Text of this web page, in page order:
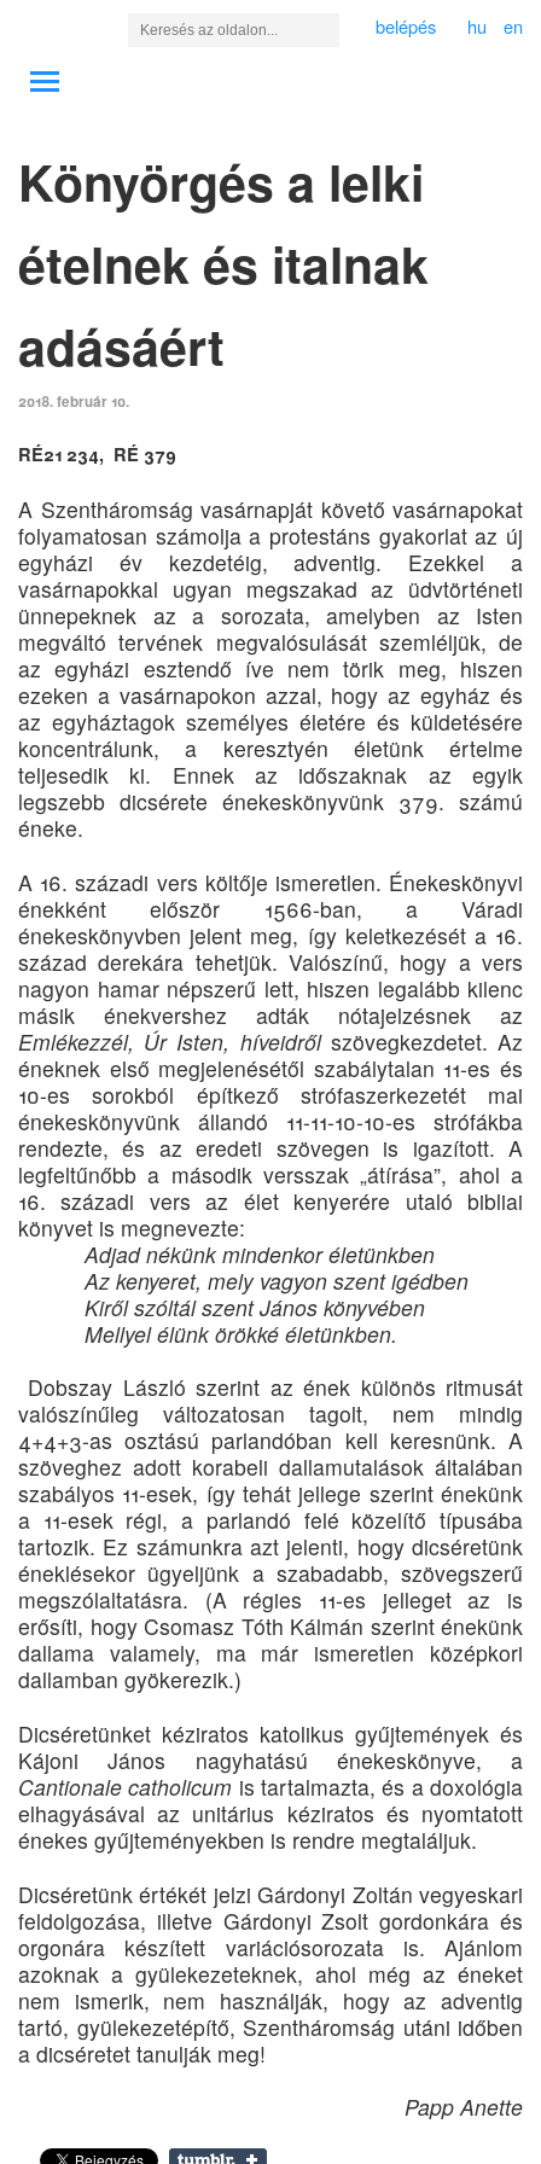
hu en
belépés
Könyörgés a lelki
ételnek és italnak
adásáért
2018. február 10.
RÉ21 234, RÉ 379
A Szentháromság vasárnapját követő vasárnapokat
folyamatosan számolja a protestáns gyakorlat az új
egyházi év kezdetéig, adventig. Ezek­kel a
vasárnapokkal ugyan megszakad az üdvtörténeti
ünnepeknek az a sorozata, amelyben az Isten
megváltó tervének megvalósulását szemléljük, de
az egyházi esztendő íve nem törik meg, hiszen
ezeken a vasárnapokon azzal, hogy az egyház és
az egyháztagok személyes életére és küldetésére
koncentrálunk, a keresztyén életünk értelme
teljesedik ki. Ennek az időszaknak az egyik
legszebb dicsérete énekeskönyvünk 379. számú
éneke.
A 16. századi vers költője ismeretlen. Énekeskönyvi
énekként először 1566-ban, a Váradi
énekeskönyvben jelent meg, így keletkezését a 16.
század derekára tehetjük. Valószínű, hogy a vers
nagyon hamar népszerű lett, hiszen legalább kilenc
másik énekvershez adták nótajelzésnek az
Emlékezzél, Úr Isten, híveidrőlszövegkezdetet. Az
éneknek első megjelenésétől szabálytalan 11-es és
10-es sorokból építkező strófaszerkezetét mai
énekeskönyvünk állandó 11-11-10-10-es strófákba
rendezte, és az eredeti szövegen is igazított. A
legfeltűnőbb a második versszak „átírása”, ahol a
16. századi vers az élet kenyerére utaló bibliai
könyvet is megnevezte:
Adjad nékünk mindenkor életünkben
Az kenyeret, mely vagyon szent igédben
Kiről szóltál szent János könyvében
Mellyel élünk örökké életünkben.
Dobszay László szerint az ének különös ritmusát
valószínűleg változatosan tagolt, nem mindig
4+4+3-as osztású parlandóban kell keresnünk. A
szöveghez adott korabeli dallamutalások általában
szabályos 11-esek, így tehát jellege szerint énekünk
a 11-esek régi, a parlandó felé közelítő típusába
tartozik. Ez számunkra azt jelenti, hogy dicséretünk
éneklésekor ügyeljünk a szabadabb, szövegszerű
megszólaltatásra. (A régies 11-es jelleget az is
erősíti, hogy Csomasz Tóth Kálmán szerint énekünk
dallama valamely, ma már ismeretlen középkori
dallamban gyökerezik.)
Dicséretünket kéziratos katolikus gyűjtemények és
Kájoni János nagyhatású énekeskönyve, a
Cantionale catholicum is tartalmazta, és a doxológia
elhagyásával az unitárius kéziratos és nyomtatott
énekes gyűjteményekben is rendre megtaláljuk.
Dicséretünk értékét jelzi Gárdonyi Zoltán vegyeskari
feldolgozása, illetve Gárdonyi Zsolt gordonkára és
orgonára készített variációsorozata is. Ajánlom
azoknak a gyülekezeteknek, ahol még az éneket
nem ismerik, nem használják, hogy az adventig
tartó, gyülekezetépítő, Szentháromság utá­ni időben
a dicséretet tanulják meg!
Papp Anette